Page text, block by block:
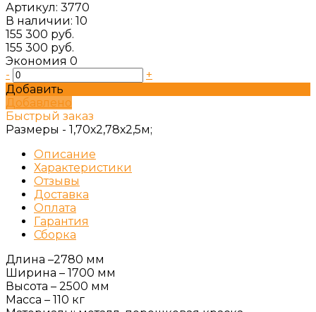
Артикул: 3770
В наличии: 10
155 300 руб.
155 300 руб.
Экономия 0
-
+
Добавить
Добавлено
Быстрый заказ
Размеры - 1,70х2,78х2,5м;
Описание
Характеристики
Отзывы
Доставка
Оплата
Гарантия
Сборка
Длина –2780 мм
Ширина – 1700 мм
Высота – 2500 мм
Масса – 110 кг